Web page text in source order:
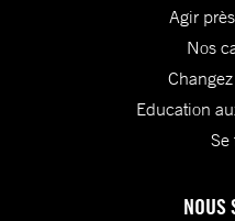
Agir
Nos
Education
Se
NOUS